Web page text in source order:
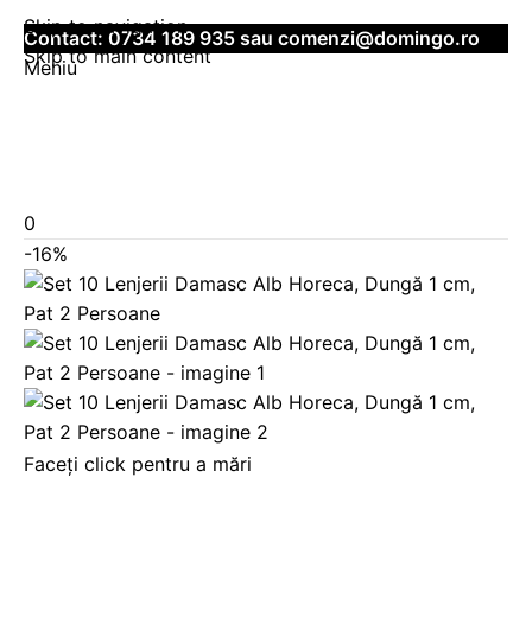
Skip to navigation
Skip to main content
Contact: 0734 189 935 sau comenzi@domingo.ro
Meniu
0
-16%
Faceți click pentru a mări